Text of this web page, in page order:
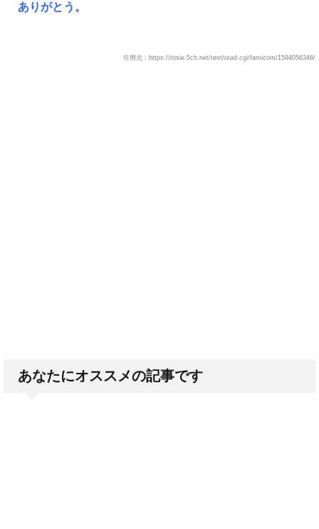
ありがとう。
引用元：https://rosie.5ch.net/test/read.cgi/famicom/1594056346/
あなたにオススメの記事です